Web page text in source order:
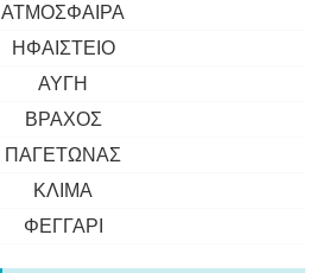
ΑΤΜΌΣΦΑΙΡΑ
ΗΦΑΊΣΤΕΙΟ
ΑΥΓΉ
ΒΡΆΧΟΣ
ΠΑΓΕΤΏΝΑΣ
ΚΛΊΜΑ
ΦΕΓΓΆΡΙ